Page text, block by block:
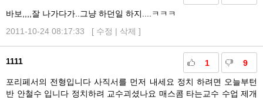
바보,,,,잘 나가다가..그냥 하던일 하지....ㅋㅋㅋ
2011-10-24 08:17:33 [ 수정 | 삭제 ]
1 9
1111
포리페서의 전형입니다 사직서를 먼저 내세요 정치 하려면 오늘부턴
반 안철수 입니다 정치하려 교수괴셨나요 매스콤 타는교수 수업 제개